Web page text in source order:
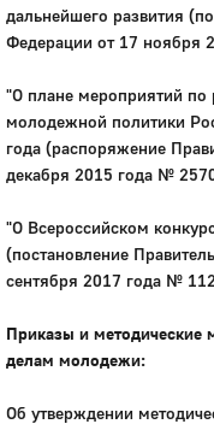
дальнейшего развития
Федерации от 17 ноября
"О плане мероприятий по
молодежной политики
года (распоряжение
декабря 2015 года №
"О Всероссийском
(постановление
сентября 2017 года №
Приказы и методические
делам молодежи:
Об утверждении